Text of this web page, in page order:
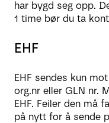
har bygd seg opp.
1 time bør du ta
EHF
EHF sendes kun
org.nr eller GLN nr.
EHF. Feiler den må
på nytt for å sende